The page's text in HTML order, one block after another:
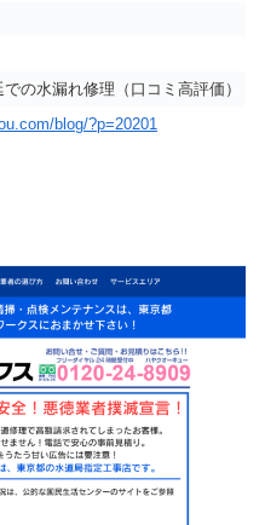
の水漏れ修理（口コミ高評価）
blog/?p=20201